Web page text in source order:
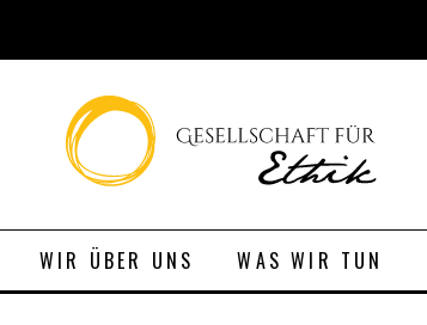
WIR ÜBER UNS WAS WIR TUN